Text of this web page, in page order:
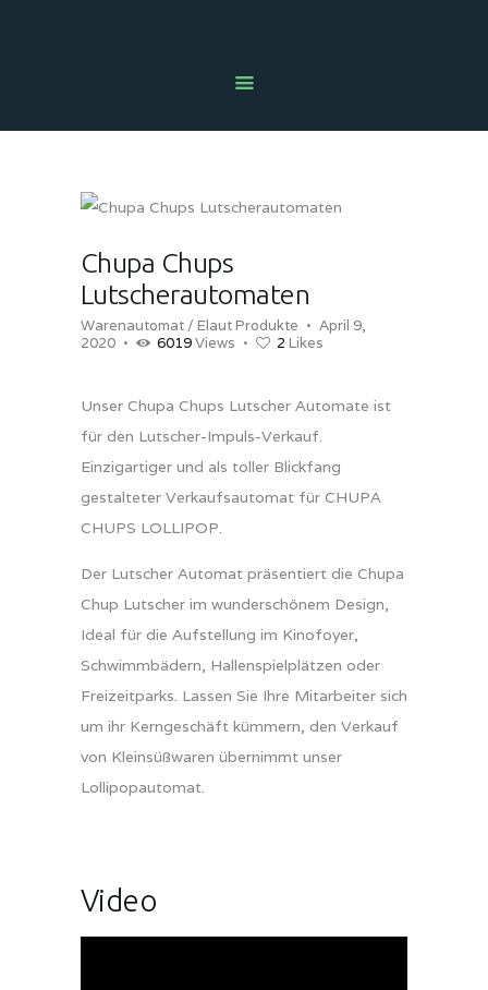
UNSER ANGEBOT
AUTOMATENBERATUNG
PROBLEM MELDEN
SECOND HAND SHOP
Chupa Chups
Lutscherautomaten
Warenautomat / Elaut Produkte
April 9,
2020
6019Views 2 Likes
Unser Chupa Chups Lutscher Automate ist
für den Lutscher-Impuls-Verkauf.
Einzigartiger und als toller Blickfang
gestalteter Verkaufsautomat für CHUPA
CHUPS LOLLIPOP.
Der Lutscher Automat präsentiert die Chupa
Chup Lutscher im wunderschönem Design,
Ideal für die Aufstellung im Kinofoyer,
Schwimmbädern, Hallenspielplätzen oder
Freizeitparks. Lassen Sie Ihre Mitarbeiter sich
um ihr Kerngeschäft kümmern, den Verkauf
von Kleinsüßwaren übernimmt unser
Lollipopautomat.
Video